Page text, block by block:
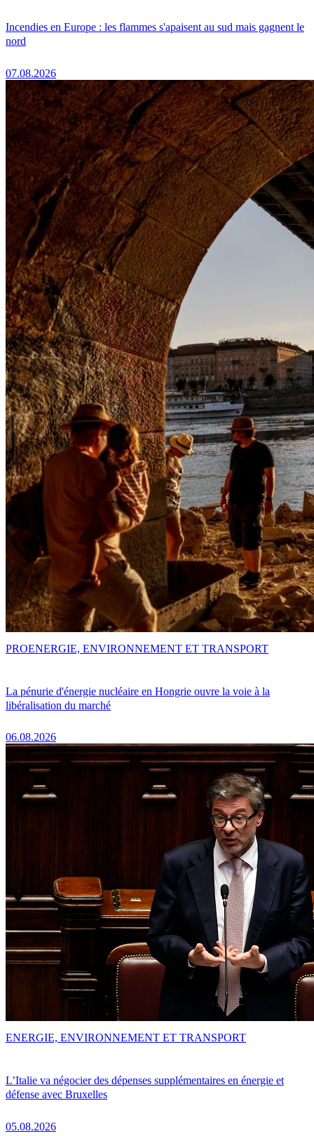
Incendies en Europe : les flammes s'apaisent au sud mais gagnent le
nord
07.08.2026
La pénurie d'énergie nucléaire en Hongrie ouvre la voie à la
libéralisation du marché
06.08.2026
PROENERGIE, ENVIRONNEMENT ET TRANSPORT
L’Italie va négocier des dépenses supplémentaires en énergie et
défense avec Bruxelles
05.08.2026
ENERGIE, ENVIRONNEMENT ET TRANSPORT